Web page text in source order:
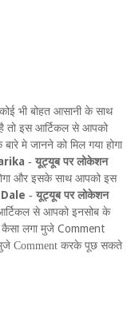
भी बोहत आसानी के साथ
तो इस आर्टिकल से आपको
मे जानने को मिल गया होगा
- यूट्यूब पर लोकेशन
और इसके साथ आपको इस
- यूट्यूब पर लोकेशन
से आपको इनसोब के
कैसा लगा मुजे Comment
Comment करके पूछ सकते